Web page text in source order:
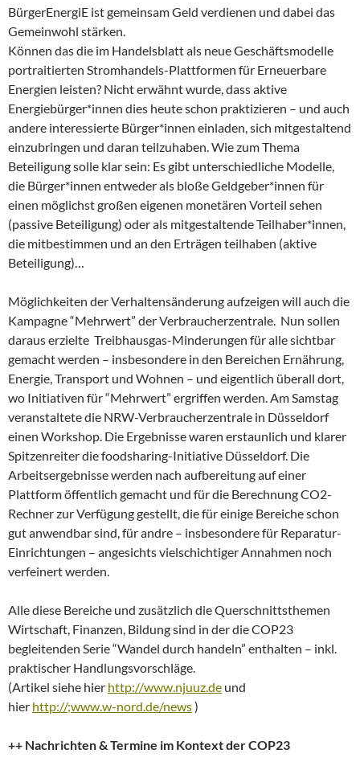
BürgerEnergiE ist gemeinsam Geld verdienen und dabei das
Gemeinwohl stärken.
Können das die im Handelsblatt als neue Geschäftsmodelle
portraitierten Stromhandels-Plattformen für Erneuerbare
Energien leisten? Nicht erwähnt wurde, dass aktive
Energiebürger*innen dies heute schon praktizieren – und auch
andere interessierte Bürger*innen einladen, sich mitgestaltend
einzubringen und daran teilzuhaben. Wie zum Thema
Beteiligung solle klar sein: Es gibt unterschiedliche Modelle,
die Bürger*innen entweder als bloße Geldgeber*innen für
einen möglichst großen eigenen monetären Vorteil sehen
(passive Beteiligung) oder als mitgestaltende Teilhaber*innen,
die mitbestimmen und an den Erträgen teilhaben (aktive
Beteiligung)…
Möglichkeiten der Verhaltensänderung aufzeigen will auch die
Kampagne “Mehrwert” der Verbraucherzentrale. Nun sollen
daraus erzielte Treibhausgas-Minderungen für alle sichtbar
gemacht werden – insbesondere in den Bereichen Ernährung,
Energie, Transport und Wohnen – und eigentlich überall dort,
wo Initiativen für “Mehrwert” ergriffen werden. Am Samstag
veranstaltete die NRW-Verbraucherzentrale in Düsseldorf
einen Workshop. Die Ergebnisse waren erstaunlich und klarer
Spitzenreiter die foodsharing-Initiative Düsseldorf. Die
Arbeitsergebnisse werden nach aufbereitung auf einer
Plattform öffentlich gemacht und für die Berechnung CO2-
Rechner zur Verfügung gestellt, die für einige Bereiche schon
gut anwendbar sind, für andre – insbesondere für Reparatur-
Einrichtungen – angesichts vielschichtiger Annahmen noch
verfeinert werden.
Alle diese Bereiche und zusätzlich die Querschnittsthemen
Wirtschaft, Finanzen, Bildung sind in der die COP23
begleitenden Serie “Wandel durch handeln” enthalten – inkl.
praktischer Handlungsvorschläge.
(Artikel siehe hier http://www.njuuz.de und
hier http://;www.w-nord.de/news)
++ Nachrichten & Termine im Kontext der COP23